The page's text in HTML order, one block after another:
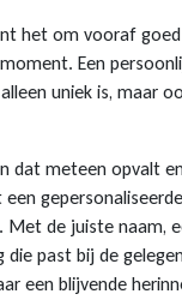
het om vooraf
Een
uniek is, maar
dat meteen opvalt
Met de juiste naam,
die past bij de
een blijvende